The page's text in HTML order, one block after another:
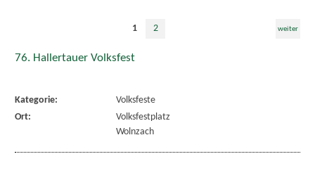
1 2 weiter
76. Hallertauer Volksfest
Kategorie:
Volksfeste
Ort:
Volksfestplatz
Wolnzach